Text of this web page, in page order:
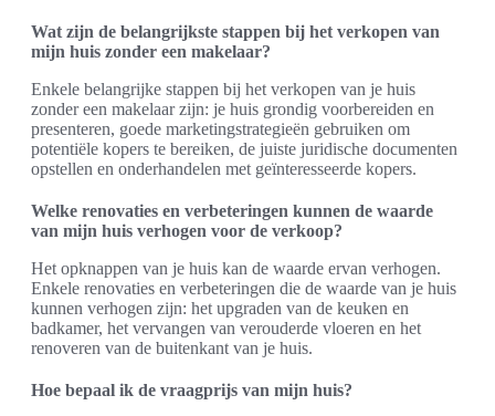
Wat zijn de belangrijkste stappen bij het verkopen van
mijn huis zonder een makelaar?
Enkele belangrijke stappen bij het verkopen van je huis
zonder een makelaar zijn: je huis grondig voorbereiden en
presenteren, goede marketingstrategieën gebruiken om
potentiële kopers te bereiken, de juiste juridische documenten
opstellen en onderhandelen met geïnteresseerde kopers.
Welke renovaties en verbeteringen kunnen de waarde
van mijn huis verhogen voor de verkoop?
Het opknappen van je huis kan de waarde ervan verhogen.
Enkele renovaties en verbeteringen die de waarde van je huis
kunnen verhogen zijn: het upgraden van de keuken en
badkamer, het vervangen van verouderde vloeren en het
renoveren van de buitenkant van je huis.
Hoe bepaal ik de vraagprijs van mijn huis?